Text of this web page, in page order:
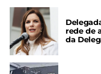
rede de
da